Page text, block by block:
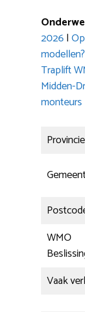
2026 |
modellen?
Traplift
Midden-
monteurs
Provincie
WMO
Vaak